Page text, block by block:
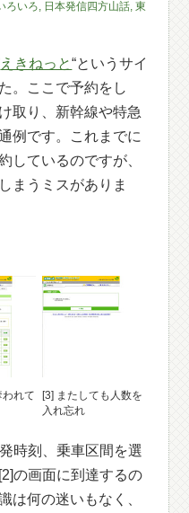
ろいろ, 日本発信四方山話,東
えきねっと“というサイ
。ここで予約をし
取り、新幹線や特急
例です。これまでに
しているのですが、
まうミスがありま
われて
[3] またしても人数を
入れ忘れ
時刻、乗車区間を選
の画面に到達するの
は何の迷いもなく、